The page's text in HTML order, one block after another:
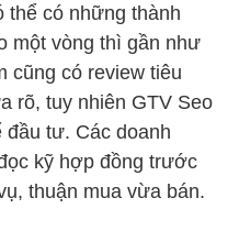
thể có những thành
một vòng thì gần như
cũng có review tiêu
rõ, tuy nhiên GTV Seo
đầu tư. Các doanh
kỹ hợp đồng trước
thuận mua vừa bán.